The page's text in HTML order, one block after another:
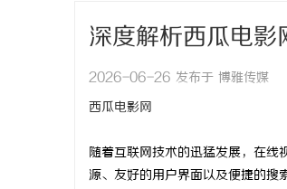
深度解析西瓜电影
2026-06-26 发布于 博雅传媒
西瓜电影网
随着互联网技术的迅猛发展，在线
源、友好的用户界面以及便捷的搜